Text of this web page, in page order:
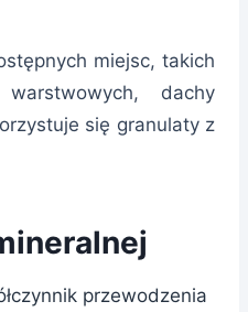
miejsc, takich
dachy
się granulaty z
przewodzenia